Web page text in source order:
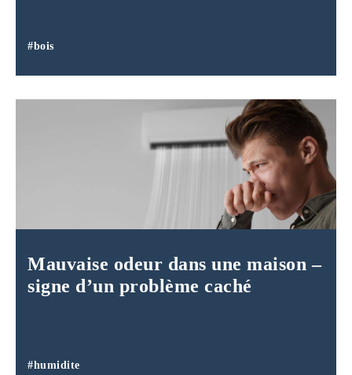
#bois
Mauvaise odeur dans une maison –
signe d’un problème caché
#humidite